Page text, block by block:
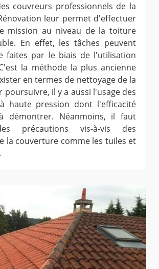
couvreurs professionnels de la
leur permet d'effectuer
mission au niveau de la toiture
En effet, les tâches peuvent
faites par le biais de l'utilisation
la méthode la plus ancienne
en termes de nettoyage de la
il y a aussi l'usage des
haute pression dont l'efficacité
démontrer. Néanmoins, il faut
précautions vis-à-vis des
la couverture comme les tuiles et